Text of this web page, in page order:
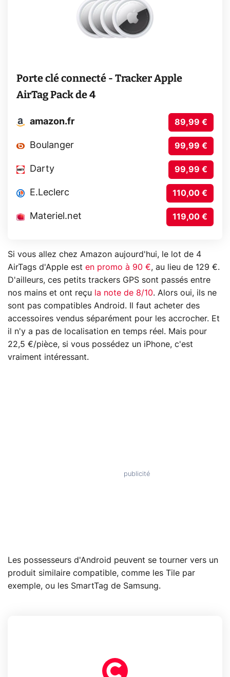
Porte clé connecté - Tracker Apple
AirTag Pack de 4
amazon.fr 89,99 €
Boulanger 99,99 €
Darty 99,99 €
E.Leclerc 110,00 €
Materiel.net 119,00 €
Si vous allez chez Amazon aujourd'hui, le lot de 4
AirTags d'Apple est en promo à 90 €, au lieu de 129 €.
D'ailleurs, ces petits trackers GPS sont passés entre
nos mains et ont reçu
la note de 8/10. Alors oui, ils ne
sont pas compatibles Android. Il faut acheter des
accessoires vendus séparément pour les accrocher. Et
il n'y a pas de localisation en temps réel. Mais pour
22,5 €/pièce, si vous possédez un iPhone, c'est
vraiment intéressant.
Les possesseurs d'Android peuvent se tourner vers un
produit similaire compatible, comme les Tile par
exemple, ou les SmartTag de Samsung.